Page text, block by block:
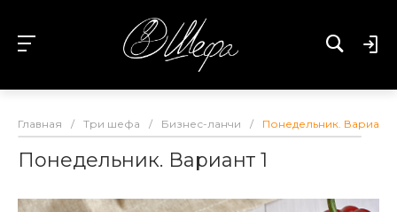
Главная / Три шефа / Бизнес-ланчи / Понедельник. Вариант 1
Понедельник. Вариант 1